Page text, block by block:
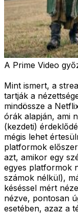
A Prime Video
Mint ismert, a
tartják a
mindössze a
órák alapján, ami
(kezdeti)
mégis lehet
platformok
azt, amikor egy
egyes platformok
számok nélkül),
késéssel mért
nézve, pontosan
esetében, azaz a